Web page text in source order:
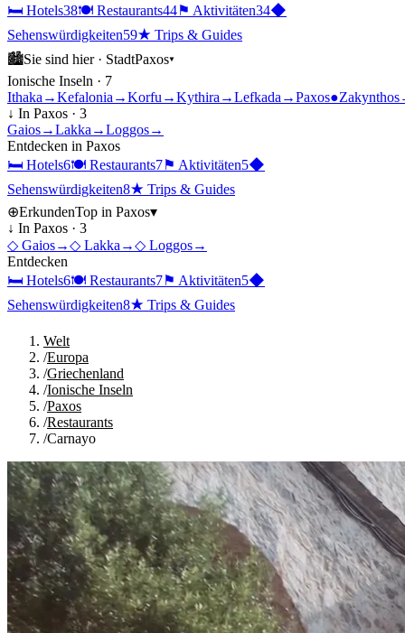
🛏 Hotels38🍽 Restaurants44⚑ Aktivitäten34◆
Sehenswürdigkeiten59★ Trips & Guides
🏙Sie sind hier · StadtPaxos▾
Ionische Inseln · 7
Ithaka →Kefalonia →Korfu →Kythira →Lefkada →Paxos●Zakynthos
↓ In Paxos · 3
Gaios→Lakka →Loggos→
Entdecken in Paxos
🛏 Hotels6🍽 Restaurants7⚑ Aktivitäten5◆
Sehenswürdigkeiten8★ Trips & Guides
⊕ErkundenTop in Paxos▾
↓ In Paxos · 3
◇ Gaios→◇ Lakka →◇ Loggos→
Entdecken
🛏 Hotels6🍽 Restaurants7⚑ Aktivitäten5◆
Sehenswürdigkeiten8★ Trips & Guides
Welt
/Europa
/Griechenland
/Ionische Inseln
/Paxos
/Restaurants
/Carnayo